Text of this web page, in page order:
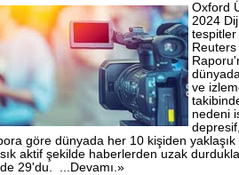
Oxford
2024
ve
nedeni
göre dünyada her 10 kişiden
sık aktif şekilde haberlerden uzak
29'du.
...Devamı.»